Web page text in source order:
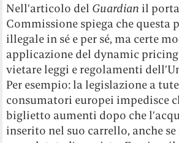
Nell’articolo del Guardian il
Commissione spiega che questa
illegale in sé e per sé, ma certe
applicazione del dynamic
vietare leggi e regolamenti
Per esempio: la legislazione a
consumatori europei impedisce
biglietto aumenti dopo che
inserito nel suo carrello, anche